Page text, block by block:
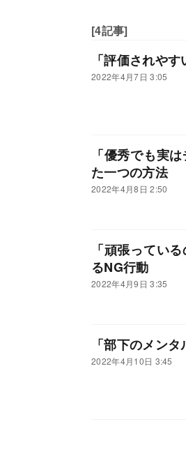
[4記事]
「評価されや
2022年4月7日 3:05
「優秀でも実
た一つの方法
2022年4月8日 2:50
「頑張ってい
るNG行動
2022年4月9日 3:35
「部下のメン
2022年4月10日 3:45